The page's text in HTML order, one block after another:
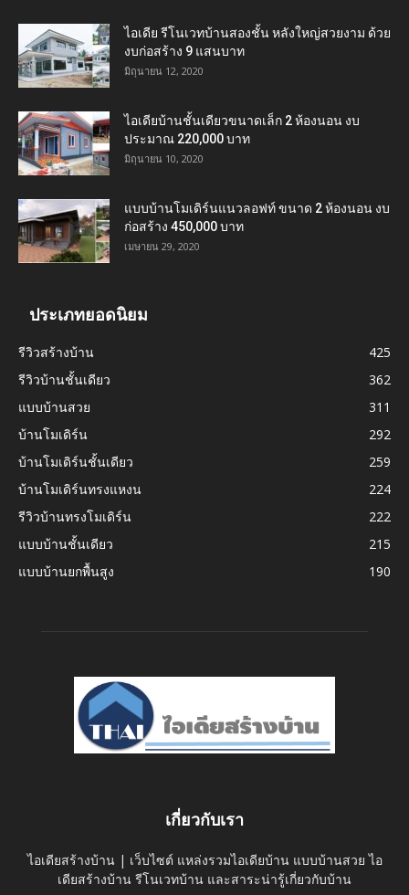
ไอเดีย รีโนเวทบ้านสองชั้น หลังใหญ่สวยงาม ด้วย
งบก่อสร้าง 9 แสนบาท
มิถุนายน 12, 2020
ไอเดียบ้านชั้นเดียวขนาดเล็ก 2 ห้องนอน งบ
ประมาณ 220,000 บาท
มิถุนายน 10, 2020
แบบบ้านโมเดิร์นแนวลอฟท์ ขนาด 2 ห้องนอน งบ
ก่อสร้าง 450,000 บาท
เมษายน 29, 2020
ประเภทยอดนิยม
รีวิวสร้างบ้าน
425
รีวิวบ้านชั้นเดียว
362
แบบบ้านสวย
311
บ้านโมเดิร์น
292
บ้านโมเดิร์นชั้นเดียว
259
บ้านโมเดิร์นทรงแหงน
224
รีวิวบ้านทรงโมเดิร์น
222
แบบบ้านชั้นเดียว
215
แบบบ้านยกพื้นสูง
190
เกี่ยวกับเรา
ไอเดียสร้างบ้าน | เว็บไซต์ แหล่งรวมไอเดียบ้าน แบบบ้านสวย ไอ
เดียสร้างบ้าน รีโนเวทบ้าน และสาระน่ารู้เกี่ยวกับบ้าน